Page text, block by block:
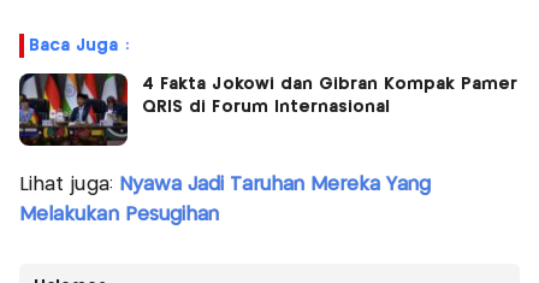
Baca Juga :
4 Fakta Jokowi dan Gibran Kompak Pamer
QRIS di Forum Internasional
Lihat juga: Nyawa Jadi Taruhan Mereka Yang
Melakukan Pesugihan